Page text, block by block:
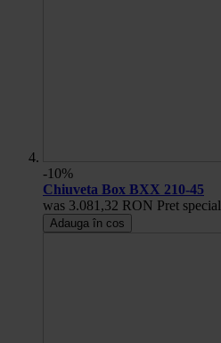
-10%
Chiuveta Box BXX 210-45
was 3.081,32 RON Pret special
Adauga în cos